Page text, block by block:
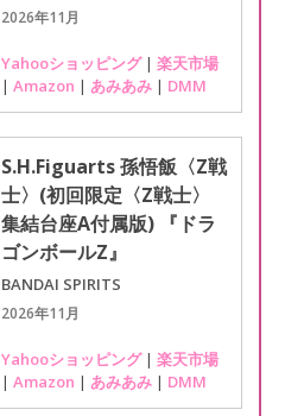
2026年11月
Yahooショッピング| 楽天市場
| Amazon | あみあみ | DMM
S.H.Figuarts 孫悟飯〈Z戦
士〉(初回限定〈Z戦士〉
集結台座A付属版) 『ドラ
ゴンボールZ』
BANDAI SPIRITS
2026年11月
Yahooショッピング| 楽天市場
| Amazon | あみあみ | DMM